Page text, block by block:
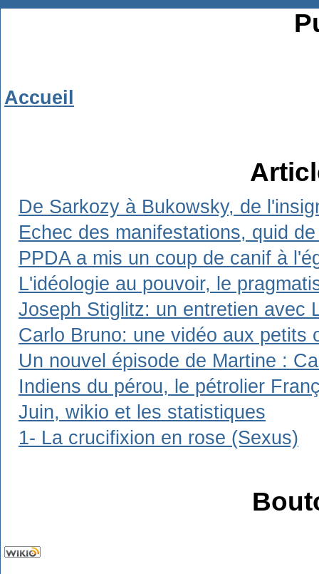
Accueil
De Sarkozy à Bukowsky, de
Echec des manifestations, quid
PPDA a mis un coup de canif à
L'idéologie au pouvoir, le
Joseph Stiglitz: un entretien avec
Carlo Bruno: une vidéo aux petits
Un nouvel épisode de Martine :
Indiens du pérou, le pétrolier
Juin, wikio et les statistiques
1- La crucifixion en rose (Sexus)